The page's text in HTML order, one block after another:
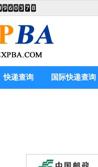
快递查询 国际快递查询